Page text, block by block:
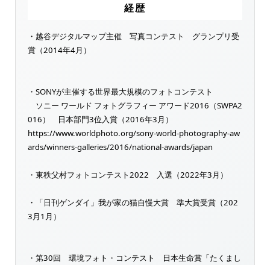
経歴
・越谷デジタルマップ主催 写真コンテスト グランプリ受
賞（2014年4月）
・SONYが主催する世界最大規模のフォトコンテスト
ソニー ワールド フォトグラフィー アワード2016（SWPA2
016） 日本部門3位入賞（2016年3月）
https://www.worldphoto.org/sony-world-photography-aw
ards/winners-galleries/2016/national-awards/japan
・東秩父村フォトコンテスト2022 入選（2022年3月）
・「日刊ゲンダイ」我が家の猫自慢大賞 準大賞受賞（202
3月1月）
・第30回 環境フォト・コンテスト 日本生命賞「たくまし